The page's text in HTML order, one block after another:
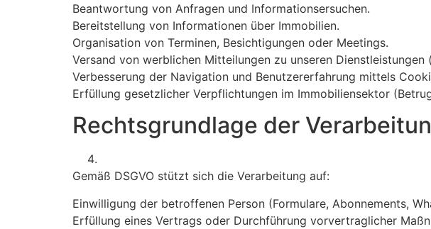
Beantwortung von Anfragen und Informationsersuchen.
Bereitstellung von Informationen über Immobilien.
Organisation von Terminen, Besichtigungen oder Meetings.
Versand von werblichen Mitteilungen zu unseren
Verbesserung der Navigation und Benutzererfahrung mittels
Erfüllung gesetzlicher Verpflichtungen im Immobiliensektor
Rechtsgrundlage der
Gemäß DSGVO stützt sich die Verarbeitung auf:
Einwilligung der betroffenen Person (Formulare, Abonnements,
Erfüllung eines Vertrags oder Durchführung vorvertraglicher